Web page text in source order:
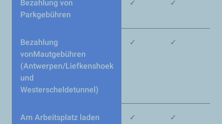
Bezahlung von
Parkgebühren
✓ ✓
Bezahlung
vonMautgebühren
(Antwerpen/Liefkenshoek
und
Westerscheldetunnel)
✓ ✓
Am Arbeitsplatz laden
✓ ✓